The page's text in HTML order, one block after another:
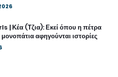
| Κέα (Τζια): Εκεί όπου η πέτρα
μονοπάτια αφηγούνται ιστορίες